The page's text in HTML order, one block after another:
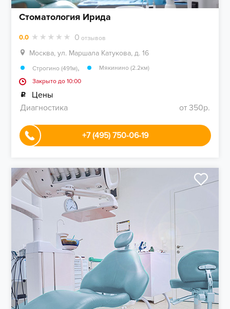
Стоматология Ирида
0.0 0 отзывов
Москва, ул. Маршала Катукова, д. 16
Строгино (491м),
Мякинино (2.2км)
Закрыто до 10:00
Цены
Диагностика
от 350р.
+7 (495) 750-06-19